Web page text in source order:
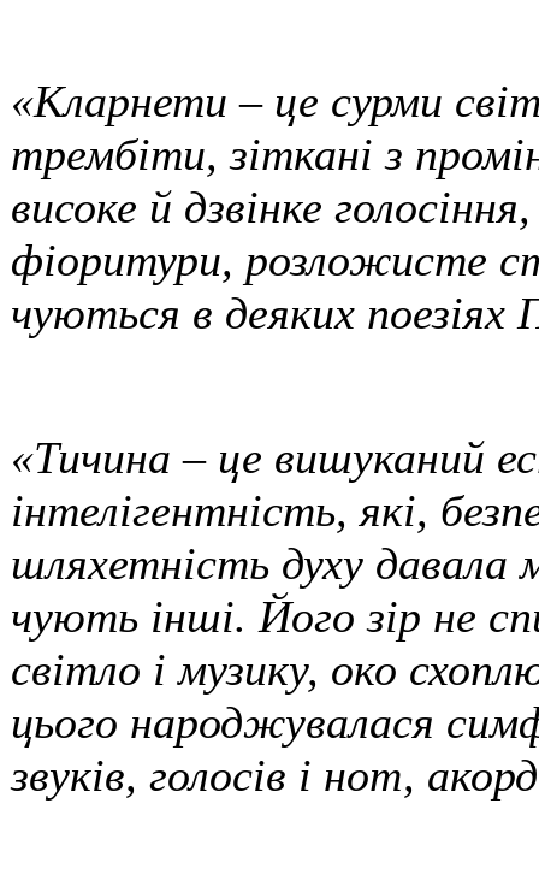
«Кларнети – це сурми
трембіти, зіткані з
високе й дзвінке
фіоритури, розложисте
чуються в деяких поезіях
«Тичина – це вишуканий
інтелігентність, які,
шляхетність духу
чують інші. Його зір не
світло і музику, око
цього народжувалася
звуків, голосів і нот,